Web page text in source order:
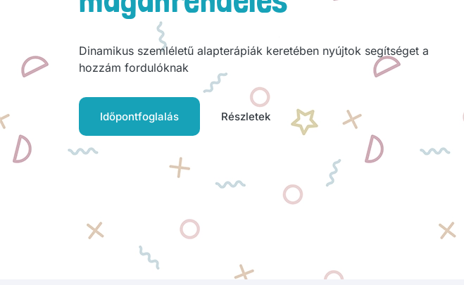
Dinamikus szemléletű alapterápiák keretében nyújtok segítséget a
hozzám fordulóknak
Időpontfoglalás Részletek